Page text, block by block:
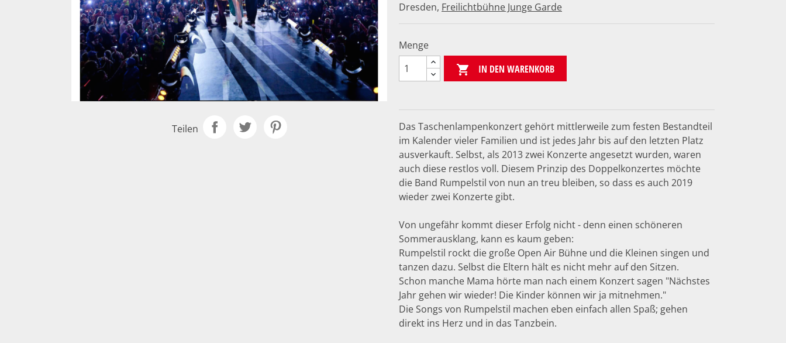
Teilen
Dresden, Freilichtbühne Junge Garde
Menge
 IN DEN WARENKORB
Das Taschenlampenkonzert gehört mittlerweile zum festen Bestandteil
im Kalender vieler Familien und ist jedes Jahr bis auf den letzten Platz
ausverkauft. Selbst, als 2013 zwei Konzerte angesetzt wurden, waren
auch diese restlos voll. Diesem Prinzip des Doppelkonzertes möchte
die Band Rumpelstil von nun an treu bleiben, so dass es auch 2019
wieder zwei Konzerte gibt.
Von ungefähr kommt dieser Erfolg nicht - denn einen schöneren
Sommerausklang, kann es kaum geben:
Rumpelstil rockt die große Open Air Bühne und die Kleinen singen und
tanzen dazu. Selbst die Eltern hält es nicht mehr auf den Sitzen.
Schon manche Mama hörte man nach einem Konzert sagen "Nächstes
Jahr gehen wir wieder! Die Kinder können wir ja mitnehmen."
Die Songs von Rumpelstil machen eben einfach allen Spaß; gehen
direkt ins Herz und in das Tanzbein.